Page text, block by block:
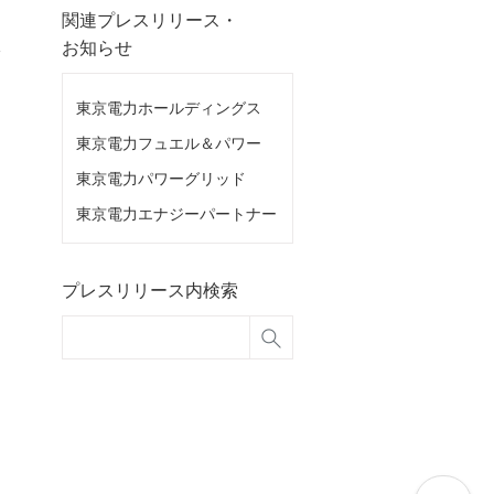
関連プレスリリース・
お知らせ
東京電力ホールディングス
東京電力フュエル＆パワー
東京電力パワーグリッド
東京電力エナジーパートナー
プレスリリース内検索